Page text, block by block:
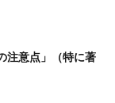
注意点」（特に著